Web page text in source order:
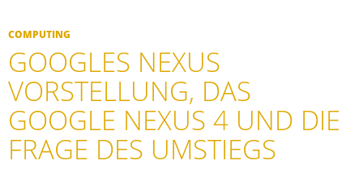
COMPUTING
GOOGLES NEXUS
VORSTELLUNG, DAS
GOOGLE NEXUS 4 UND DIE
FRAGE DES UMSTIEGS